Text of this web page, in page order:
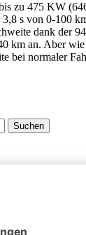
zu 475 KW
s von 0-100
dank der
km an. Aber wie
bei normaler